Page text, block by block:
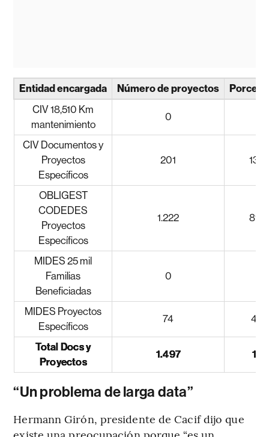
Entidad encargada Número de proyectos
CIV 18,510 Km
mantenimiento
0
CIV Documentos y
Proyectos
Específicos
201
OBLIGEST
CODEDES
Proyectos
Específicos
1.222
MIDES 25 mil
Familias
Beneficiadas
0
MIDES Proyectos
Específicos
74
Total Docs y
Proyectos
1.497
“Un problema de larga data”
Hermann Girón, presidente de Cacif dijo que